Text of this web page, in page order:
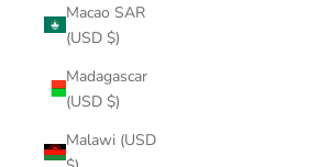
Macao SAR
(USD $)
Madagascar
(USD $)
Malawi (USD